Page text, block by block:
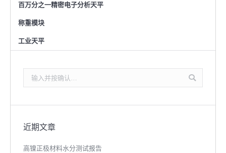
百万分之一精密电子分析天平
称重模块
工业天平
索：
近期文章
高镍正极材料水分测试报告